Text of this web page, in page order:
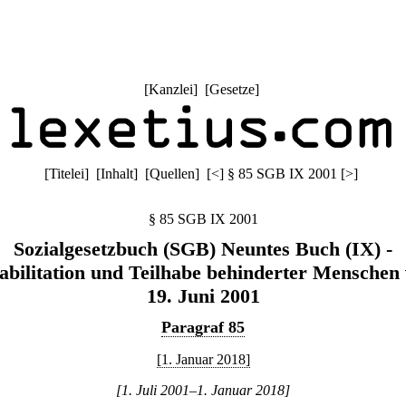
[Kanzlei] [Gesetze]
[Titelei] [Inhalt] [Quellen] [<] § 85 SGB IX 2001 [>]
§ 85 SGB IX 2001
Sozialgesetzbuch (SGB) Neuntes Buch (IX) -
und Teilhabe behinderter Menschen
19. Juni 2001
Paragraf 85
[1. Januar 2018]
[1. Juli 2001–1. Januar 2018]